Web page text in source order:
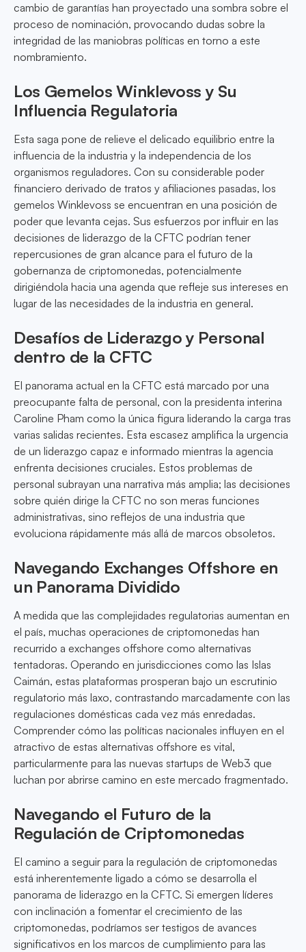
cambio de garantías han proyectado una sombra sobre el
proceso de nominación, provocando dudas sobre la
integridad de las maniobras políticas en torno a este
nombramiento.
Los Gemelos Winklevoss y Su
Influencia Regulatoria
Esta saga pone de relieve el delicado equilibrio entre la
influencia de la industria y la independencia de los
organismos reguladores. Con su considerable poder
financiero derivado de tratos y afiliaciones pasadas, los
gemelos Winklevoss se encuentran en una posición de
poder que levanta cejas. Sus esfuerzos por influir en las
decisiones de liderazgo de la CFTC podrían tener
repercusiones de gran alcance para el futuro de la
gobernanza de criptomonedas, potencialmente
dirigiéndola hacia una agenda que refleje sus intereses en
lugar de las necesidades de la industria en general.
Desafíos de Liderazgo y Personal
dentro de la CFTC
El panorama actual en la CFTC está marcado por una
preocupante falta de personal, con la presidenta interina
Caroline Pham como la única figura liderando la carga tras
varias salidas recientes. Esta escasez amplifica la urgencia
de un liderazgo capaz e informado mientras la agencia
enfrenta decisiones cruciales. Estos problemas de
personal subrayan una narrativa más amplia; las decisiones
sobre quién dirige la CFTC no son meras funciones
administrativas, sino reflejos de una industria que
evoluciona rápidamente más allá de marcos obsoletos.
Navegando Exchanges Offshore en
un Panorama Dividido
A medida que las complejidades regulatorias aumentan en
el país, muchas operaciones de criptomonedas han
recurrido a exchanges offshore como alternativas
tentadoras. Operando en jurisdicciones como las Islas
Caimán, estas plataformas prosperan bajo un escrutinio
regulatorio más laxo, contrastando marcadamente con las
regulaciones domésticas cada vez más enredadas.
Comprender cómo las políticas nacionales influyen en el
atractivo de estas alternativas offshore es vital,
particularmente para las nuevas startups de Web3 que
luchan por abrirse camino en este mercado fragmentado.
Navegando el Futuro de la
Regulación de Criptomonedas
El camino a seguir para la regulación de criptomonedas
está inherentemente ligado a cómo se desarrolla el
panorama de liderazgo en la CFTC. Si emergen líderes
con inclinación a fomentar el crecimiento de las
criptomonedas, podríamos ser testigos de avances
significativos en los marcos de cumplimiento para las